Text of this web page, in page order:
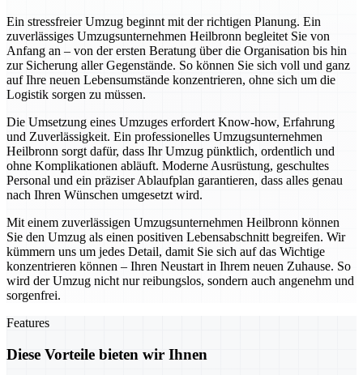
Ein stressfreier Umzug beginnt mit der richtigen Planung. Ein
zuverlässiges Umzugsunternehmen Heilbronn begleitet Sie von
Anfang an – von der ersten Beratung über die Organisation bis hin
zur Sicherung aller Gegenstände. So können Sie sich voll und ganz
auf Ihre neuen Lebensumstände konzentrieren, ohne sich um die
Logistik sorgen zu müssen.
Die Umsetzung eines Umzuges erfordert Know-how, Erfahrung
und Zuverlässigkeit. Ein professionelles Umzugsunternehmen
Heilbronn sorgt dafür, dass Ihr Umzug pünktlich, ordentlich und
ohne Komplikationen abläuft. Moderne Ausrüstung, geschultes
Personal und ein präziser Ablaufplan garantieren, dass alles genau
nach Ihren Wünschen umgesetzt wird.
Mit einem zuverlässigen Umzugsunternehmen Heilbronn können
Sie den Umzug als einen positiven Lebensabschnitt begreifen. Wir
kümmern uns um jedes Detail, damit Sie sich auf das Wichtige
konzentrieren können – Ihren Neustart in Ihrem neuen Zuhause. So
wird der Umzug nicht nur reibungslos, sondern auch angenehm und
sorgenfrei.
Features
Diese Vorteile bieten wir Ihnen